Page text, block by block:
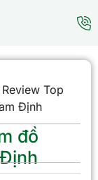
Review Top
Định
đồ